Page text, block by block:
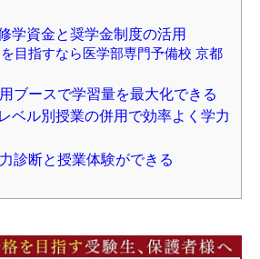
学資金と奨学金制度の活用
目指すなら医学部専門予備校 京都
ブースで学習量を最大化できる
ベル別授業の併用で効率よく学力
診断と授業体験ができる